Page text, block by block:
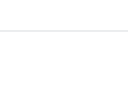
이동하기